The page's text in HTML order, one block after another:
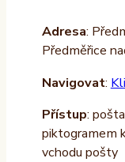
Adresa:
Předměřice
Navigovat:
Přístup:
piktogramem
vchodu pošty